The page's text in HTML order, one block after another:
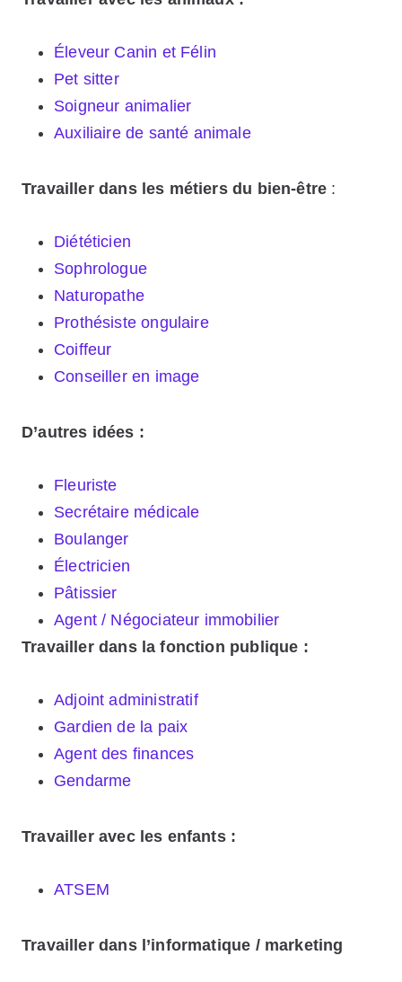
Éleveur Canin et Félin
Pet sitter
Soigneur animalier
Auxiliaire de santé animale
Travailler dans les métiers du bien-être :
Diététicien
Sophrologue
Naturopathe
Prothésiste ongulaire
Coiffeur
Conseiller en image
D’autres idées :
Fleuriste
Secrétaire médicale
Boulanger
Électricien
Pâtissier
Agent / Négociateur immobilier
Travailler dans la fonction publique :
Adjoint administratif
Gardien de la paix
Agent des finances
Gendarme
Travailler avec les enfants :
ATSEM
Travailler dans l’informatique / marketing